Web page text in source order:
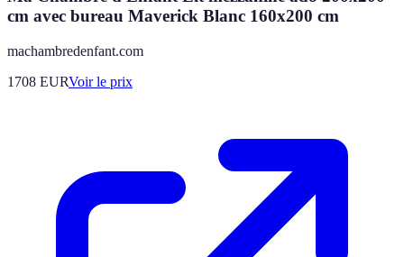
cm avec bureau Maverick Blanc 160x200 cm
machambredenfant.com
1708 EURVoir le prix